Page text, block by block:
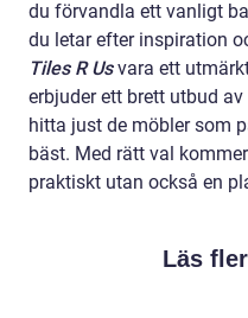
du förvandla ett vanligt
du letar efter inspiration
Tiles R Usvara ett
erbjuder ett brett utbud
hitta just de möbler som
bäst. Med rätt val
praktiskt utan också en
Läs